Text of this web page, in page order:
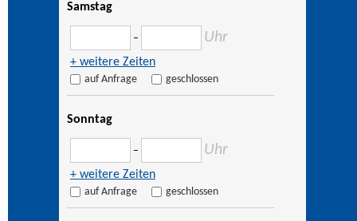
Samstag
– Uhr
+ weitere Zeiten
auf Anfrage geschlossen
Sonntag
– Uhr
+ weitere Zeiten
auf Anfrage geschlossen